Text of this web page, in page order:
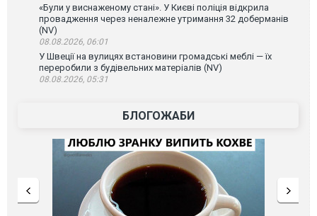
«Були у виснаженому стані». У Києві поліція відкрила
провадження через неналежне утримання 32 доберманів
(NV)
08.08.2026, 06:01
У Швеції на вулицях встановини громадські меблі — їх
переробили з будівельних матеріалів (NV)
08.08.2026, 05:31
БЛОГОЖАБИ